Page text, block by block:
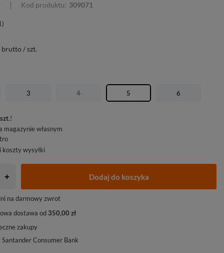
Kod produktu: 309071
brutto /szt.
3 4 5 6
!
magazynie własnym
koszty wysyłki
+ Dodaj do koszyka
na darmowy zwrot
dostawa od 350,00 zł
zakupy
Santander Consumer Bank